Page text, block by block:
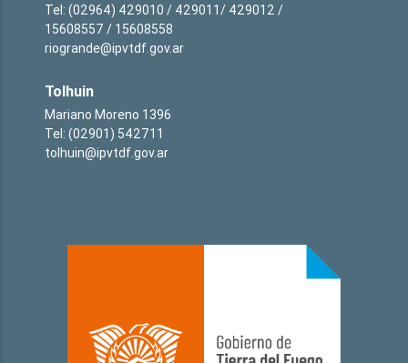
Tel: (02964) 429010 / 429011/ 429012 /
15608557 / 15608558
riogrande@ipvtdf.gov.ar
Tolhuin
Mariano Moreno 1396
Tel: (02901) 542711
tolhuin@ipvtdf.gov.ar